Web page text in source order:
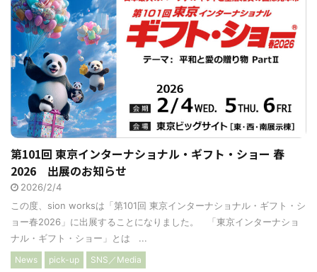
第101回 東京インターナショナル・ギフト・ショー 春
2026 出展のお知らせ
2026/2/4
この度、sion worksは「第101回 東京インターナショナル・ギフト・シ
ョー春2026」に出展することになりました。 「東京インターナショ
ナル・ギフト・ショー」とは ...
News pick-up SNS／Media